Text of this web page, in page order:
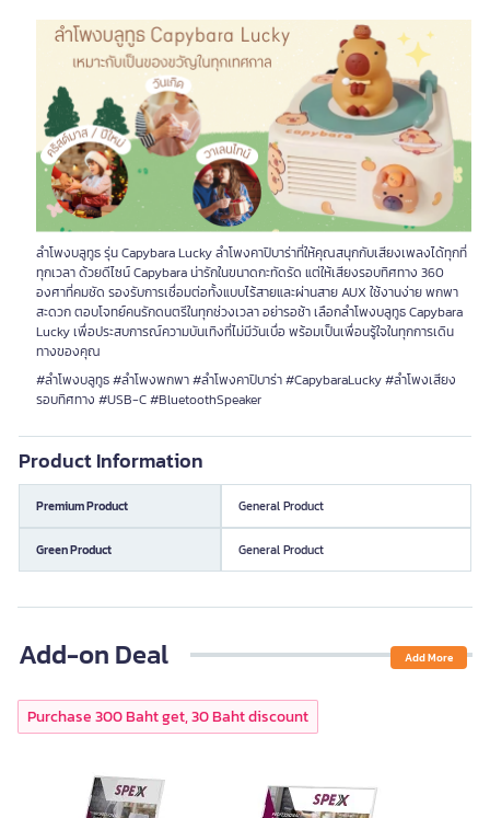
ลำโพงบลูทูธ รุ่น Capybara Lucky ลำโพงคาปิบาร่าที่ให้คุณสนุกกับเสียงเพลงได้ทุกที่
ทุกเวลา ด้วยดีไซน์ Capybara น่ารักในขนาดกะทัดรัด แต่ให้เสียงรอบทิศทาง 360
องศาที่คมชัด รองรับการเชื่อมต่อทั้งแบบไร้สายและผ่านสาย AUX ใช้งานง่าย พกพา
สะดวก ตอบโจทย์คนรักดนตรีในทุกช่วงเวลา อย่ารอช้า เลือกลำโพงบลูทูธ Capybara
Lucky เพื่อประสบการณ์ความบันเทิงที่ไม่มีวันเบื่อ พร้อมเป็นเพื่อนรู้ใจในทุกการเดิน
ทางของคุณ
#ลำโพงบลูทูธ #ลำโพงพกพา #ลำโพงคาปิบาร่า #CapybaraLucky #ลำโพงเสียง
รอบทิศทาง #USB-C #BluetoothSpeaker
Product Information
Premium Product General Product
Green Product General Product
Add-on Deal Add More
Purchase 300 Baht get, 30 Baht discount